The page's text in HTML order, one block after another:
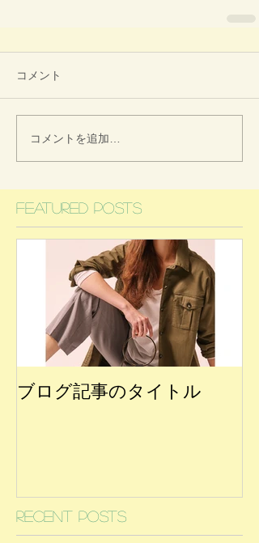
コメント
コメントを追加…
Featured Posts
ブログ記事のタイトル
Recent Posts